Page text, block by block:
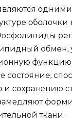
одними
оболочки
обмен,
состояние,
и сохранению
ткани.